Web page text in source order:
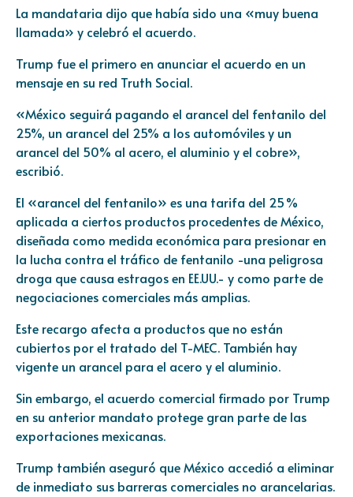
La mandataria dijo que había sido una «muy buena
llamada» y celebró el acuerdo.
Trump fue el primero en anunciar el acuerdo en un
mensaje en su red Truth Social.
«México seguirá pagando el arancel del fentanilo del
25%, un arancel del 25% a los automóviles y un
arancel del 50% al acero, el aluminio y el cobre»,
escribió.
El «arancel del fentanilo» es una tarifa del 25 %
aplicada a ciertos productos procedentes de México,
diseñada como medida económica para presionar en
la lucha contra el tráfico de fentanilo -una peligrosa
droga que causa estragos en EE.UU.- y como parte de
negociaciones comerciales más amplias.
Este recargo afecta a productos que no están
cubiertos por el tratado del T-MEC. También hay
vigente un arancel para el acero y el aluminio.
Sin embargo, el acuerdo comercial firmado por Trump
en su anterior mandato protege gran parte de las
exportaciones mexicanas.
Trump también aseguró que México accedió a eliminar
de inmediato sus barreras comerciales no arancelarias.